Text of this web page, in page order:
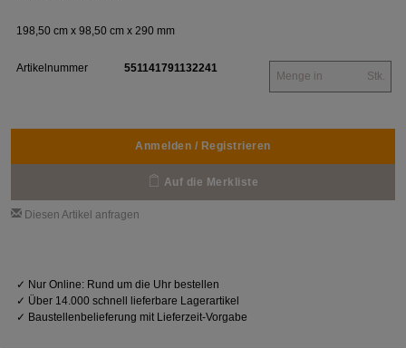
198,50 cm x 98,50 cm x 290 mm
Artikelnummer 551141791132241
Stk.
Anmelden / Registrieren
Auf die Merkliste
Diesen Artikel anfragen
✓ Nur Online: Rund um die Uhr bestellen
✓ Über 14.000 schnell lieferbare Lagerartikel
✓ Baustellenbelieferung mit Lieferzeit-Vorgabe